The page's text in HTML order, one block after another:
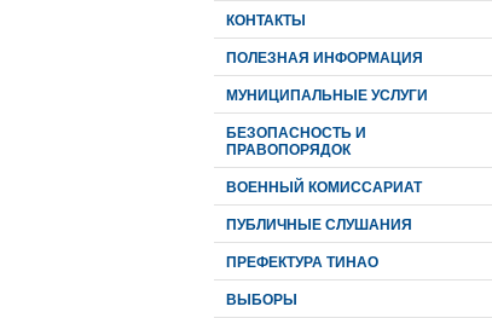
КОНТАКТЫ
ПОЛЕЗНАЯ ИНФОРМАЦИЯ
МУНИЦИПАЛЬНЫЕ УСЛУГИ
БЕЗОПАСНОСТЬ И
ПРАВОПОРЯДОК
ВОЕННЫЙ КОМИССАРИАТ
ПУБЛИЧНЫЕ СЛУШАНИЯ
ПРЕФЕКТУРА ТИНАО
ВЫБОРЫ